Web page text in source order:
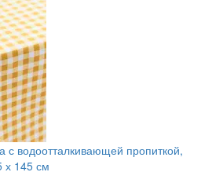
с водоотталкивающей пропиткой,
х 145 см